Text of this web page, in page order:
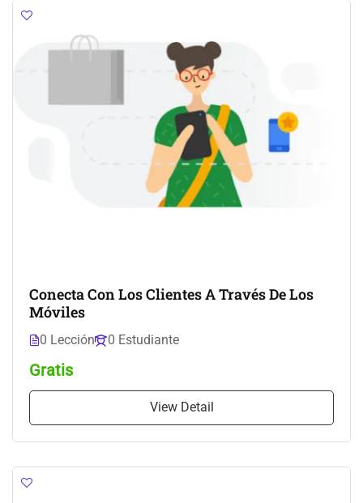
Conecta Con Los Clientes A Través De Los
Móviles
0 Lección 0 Estudiante
Gratis
View Detail